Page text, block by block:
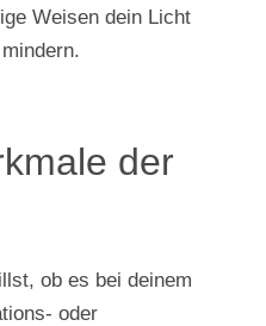
Weisen dein Licht
der
ob es bei deinem
oder